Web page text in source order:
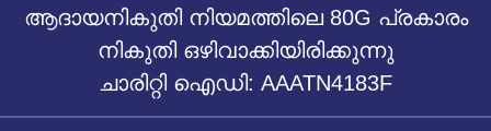
ആദായനികുതി നിയമത്തിലെ 80G പ്രകാരം
നികുതി ഒഴിവാക്കിയിരിക്കുന്നു
ചാരിറ്റി ഐഡി: AAATN4183F